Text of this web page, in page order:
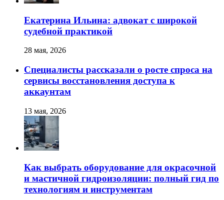
Екатерина Ильина: адвокат с широкой
судебной практикой
28 мая, 2026
Специалисты рассказали о росте спроса на
сервисы восстановления доступа к
аккаунтам
13 мая, 2026
Как выбрать оборудование для окрасочной
и мастичной гидроизоляции: полный гид по
технологиям и инструментам